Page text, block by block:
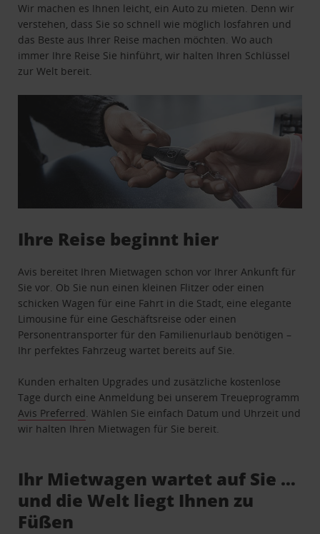
Wir machen es Ihnen leicht, ein Auto zu mieten. Denn wir
verstehen, dass Sie so schnell wie möglich losfahren und
das Beste aus Ihrer Reise machen möchten. Wo auch
immer Ihre Reise Sie hinführt, wir halten Ihren Schlüssel
zur Welt bereit.
Ihre Reise beginnt hier
Avis bereitet Ihren Mietwagen schon vor Ihrer Ankunft für
Sie vor. Ob Sie nun einen kleinen Flitzer oder einen
schicken Wagen für eine Fahrt in die Stadt, eine elegante
Limousine für eine Geschäftsreise oder einen
Personentransporter für den Familienurlaub benötigen –
Ihr perfektes Fahrzeug wartet bereits auf Sie.
Kunden erhalten Upgrades und zusätzliche kostenlose
Tage durch eine Anmeldung bei unserem Treueprogramm
Avis Preferred . Wählen Sie einfach Datum und Uhrzeit und
wir halten Ihren Mietwagen für Sie bereit.
Ihr Mietwagen wartet auf Sie …
und die Welt liegt Ihnen zu
Füßen